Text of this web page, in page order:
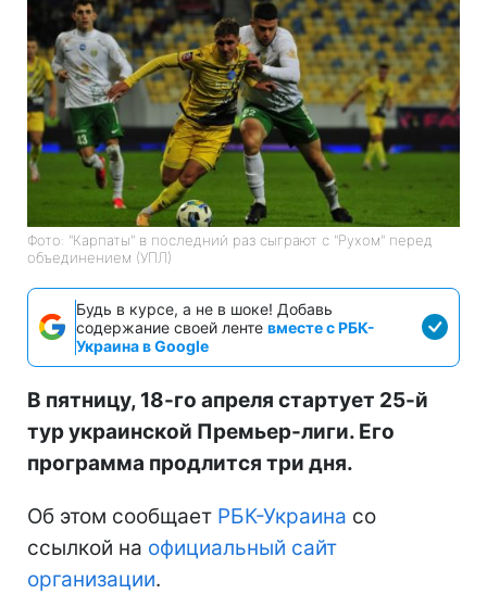
Фото: "Карпаты" в последний раз сыграют с "Рухом" перед
объединением (УПЛ)
Будь в курсе, а не в шоке! Добавь
содержание своей ленте вместе с РБК-
Украина в Google
В пятницу, 18-го апреля стартует 25-й
тур украинской Премьер-лиги. Его
программа продлится три дня.
Об этом сообщает РБК-Украина со
ссылкой на официальный сайт
организации.